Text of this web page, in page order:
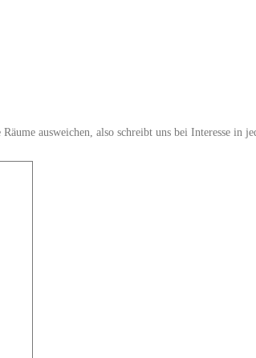
ausweichen, also schreibt uns bei Interesse in